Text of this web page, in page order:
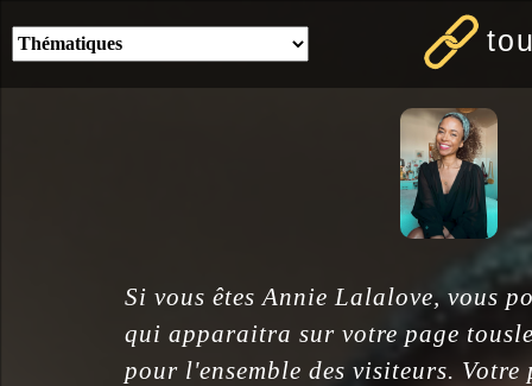
Si vous êtes Annie Lalalove, vous
qui apparaitra sur votre page
pour l'ensemble des visiteurs.